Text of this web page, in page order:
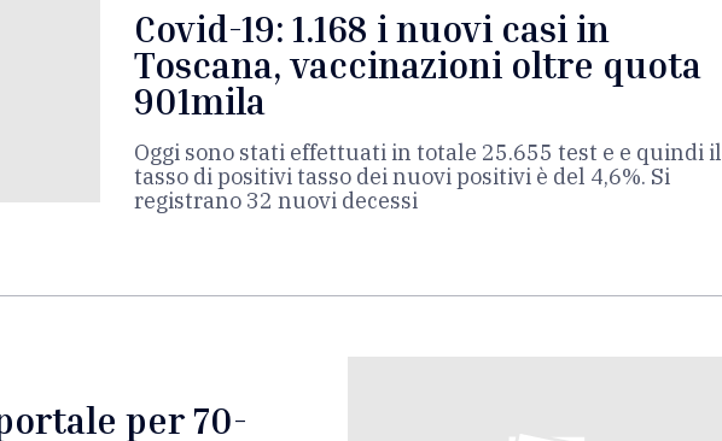
Covid-19: 1.168 i nuovi casi in
Toscana, vaccinazioni oltre quota
901mila
Oggi sono stati effettuati in totale 25.655 test e e quindi il
tasso di positivi tasso dei nuovi positivi è del 4,6%. Si
registrano 32 nuovi decessi
per 70-